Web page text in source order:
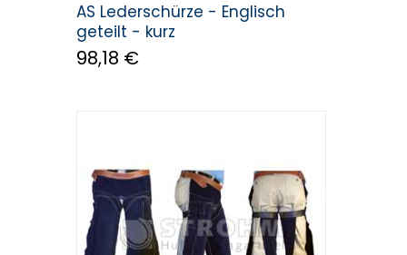
AS Lederschürze - Englisch
geteilt - kurz
98,18 €